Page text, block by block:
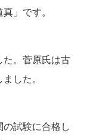
」です。
た。菅原氏は古
した。
の試験に合格し